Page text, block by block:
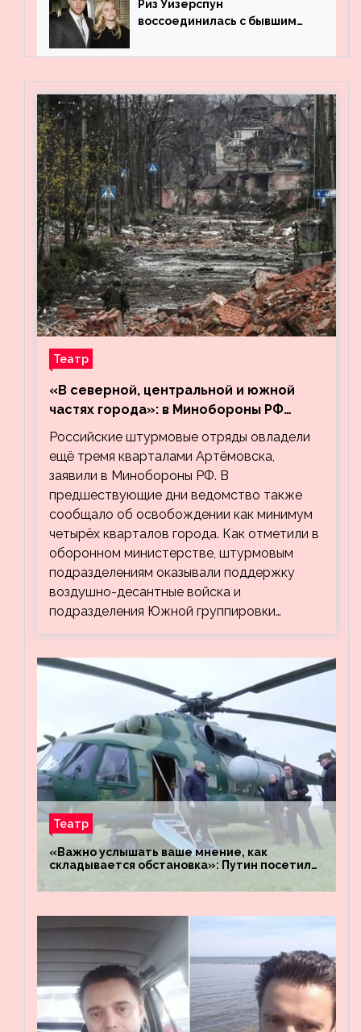
Риз Уизерспун
воссоединилась с бывшим
Театр
«В северной, центральной и южной
частях города»: в Минобороны РФ
заявили об освобождении ещё трёх
кварталов Артёмовска
Российские штурмовые отряды овладели
ещё тремя кварталами Артёмовска,
заявили в Минобороны РФ. В
предшествующие дни ведомство также
сообщало об освобождении как минимум
четырёх кварталов города. Как отметили в
оборонном министерстве, штурмовым
подразделениям оказывали поддержку
воздушно-десантные войска и
подразделения Южной группировки…
Театр
«Важно услышать ваше мнение, как
складывается обстановка»: Путин посетил
«Восток»